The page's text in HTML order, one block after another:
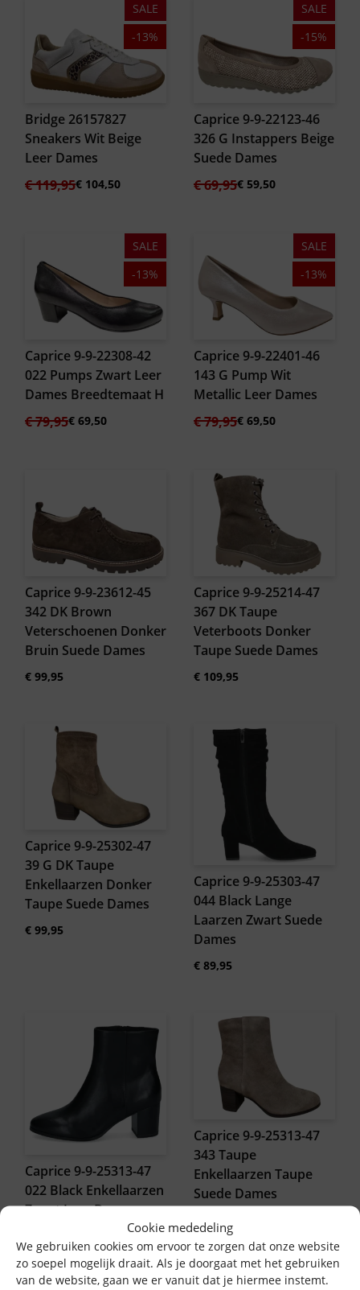
Cookie mededeling
We gebruiken cookies om ervoor te zorgen dat onze website
zo soepel mogelijk draait. Als je doorgaat met het gebruiken
van de website, gaan we er vanuit dat je hiermee instemt.
SALE
-13%
Bridge 26157827
Sneakers Wit Beige
Leer Dames
€119,95
Oorspronkelijke
€ 104,50
Huidige
SALE
-15%
Caprice 9-9-22123-46
326 G Instappers Beige
Suede Dames
€69,95
Oorspronkelijke
€59,50
Huidige
SALE
-13%
Caprice 9-9-22308-42
022 Pumps Zwart Leer
Dames Breedtemaat H
€79,95
Oorspronkelijke
€ 69,50
Huidige
SALE
-13%
Caprice 9-9-22401-46
143 G Pump Wit
Metallic Leer Dames
€79,95
Oorspronkelijke
€69,50
Huidige
Caprice 9-9-23612-45
342 DK Brown
Veterschoenen Donker
Bruin Suede Dames
€ 99,95
Caprice 9-9-25214-47
367 DK Taupe
Veterboots Donker
Taupe Suede Dames
€109,95
Caprice 9-9-25302-47
39 G DK Taupe
Enkellaarzen Donker
Taupe Suede Dames
€ 99,95
Caprice 9-9-25303-47
044 Black Lange
Laarzen Zwart Suede
Dames
€89,95
Caprice 9-9-25313-47
022 Black Enkellaarzen
Zwart Leer Dames
Caprice 9-9-25313-47
343 Taupe
Enkellaarzen Taupe
Suede Dames
109,95